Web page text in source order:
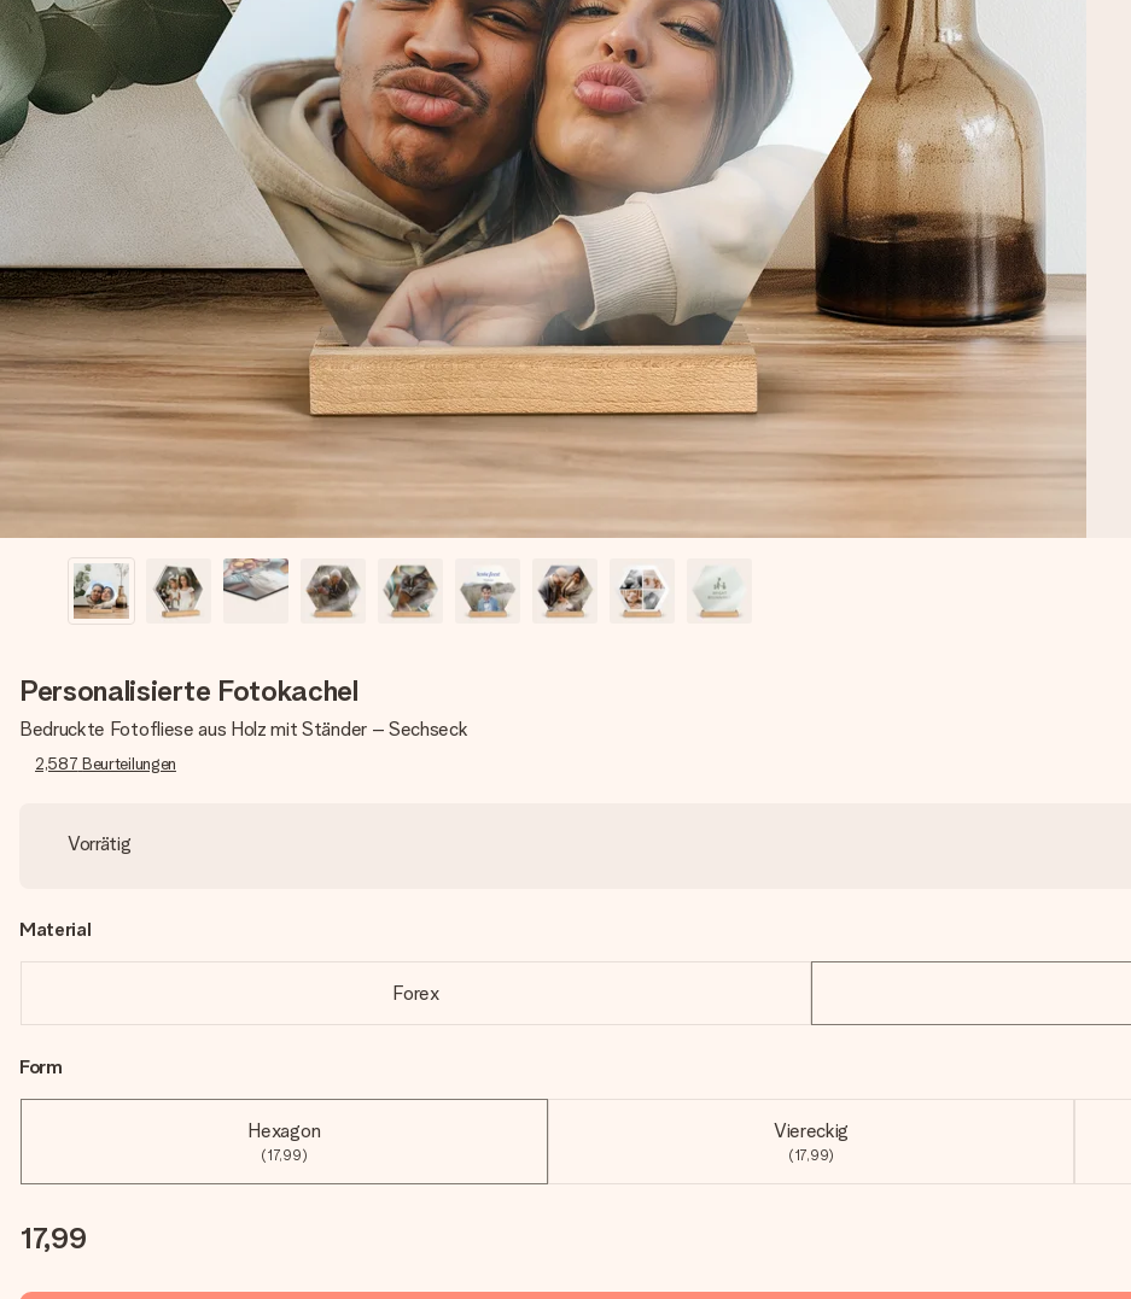
Personalisierte Fotokachel
Bedruckte Fotofliese aus Holz mit Ständer – Sechseck
2,587 Beurteilungen
Vorrätig
Material
Forex
Form
Hexagon
(17,99)
Viereckig
(17,99)
17,99